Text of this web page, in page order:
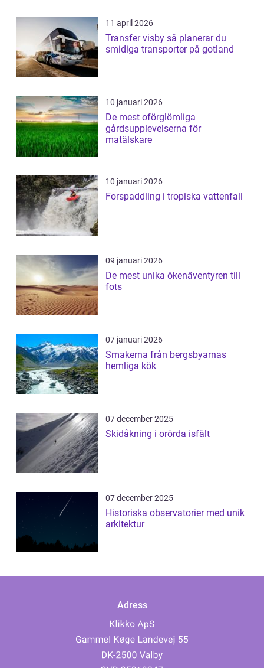
11 april 2026
Transfer visby så planerar du
smidiga transporter på gotland
10 januari 2026
De mest oförglömliga
gårdsupplevelserna för
matälskare
10 januari 2026
Forspaddling i tropiska vattenfall
09 januari 2026
De mest unika ökenäventyren till
fots
07 januari 2026
Smakerna från bergsbyarnas
hemliga kök
07 december 2025
Skidåkning i orörda isfält
07 december 2025
Historiska observatorier med unik
arkitektur
Adress